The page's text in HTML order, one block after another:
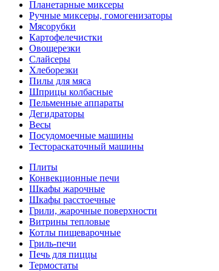
Планетарные миксеры
Ручные миксеры, гомогенизаторы
Мясорубки
Картофелечистки
Овощерезки
Слайсеры
Хлеборезки
Пилы для мяса
Шприцы колбасные
Пельменные аппараты
Дегидраторы
Весы
Посудомоечные машины
Тестораскаточный машины
Плиты
Конвекционные печи
Шкафы жарочные
Шкафы расстоечные
Грили, жарочные поверхности
Витрины тепловые
Котлы пищеварочные
Гриль-печи
Печь для пиццы
Термостаты